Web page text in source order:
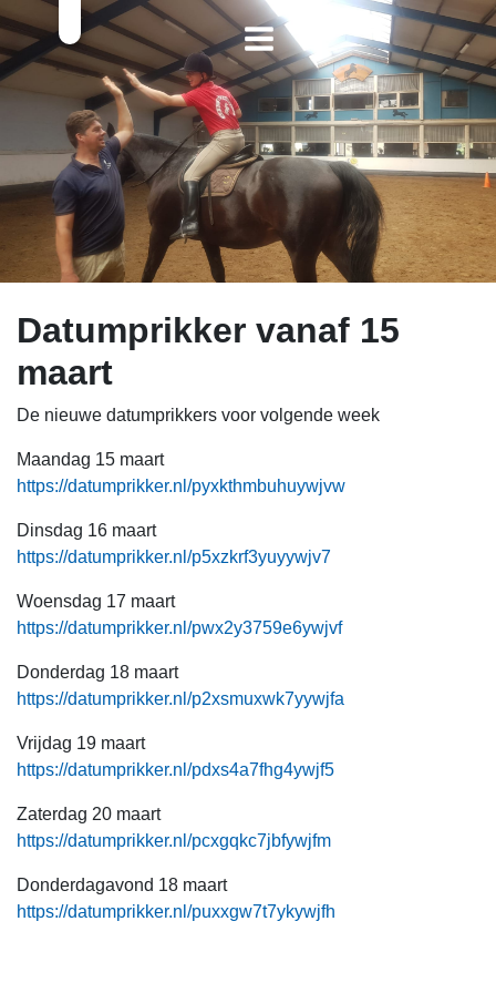
Datumprikker vanaf 15
maart
De nieuwe datumprikkers voor volgende week
Maandag 15 maart
https://datumprikker.nl/pyxkthmbuhuywjvw
Dinsdag 16 maart
https://datumprikker.nl/p5xzkrf3yuyywjv7
Woensdag 17 maart
https://datumprikker.nl/pwx2y3759e6ywjvf
Donderdag 18 maart
https://datumprikker.nl/p2xsmuxwk7yywjfa
Vrijdag 19 maart
https://datumprikker.nl/pdxs4a7fhg4ywjf5
Zaterdag 20 maart
https://datumprikker.nl/pcxgqkc7jbfywjfm
Donderdagavond 18 maart
https://datumprikker.nl/puxxgw7t7ykywjfh